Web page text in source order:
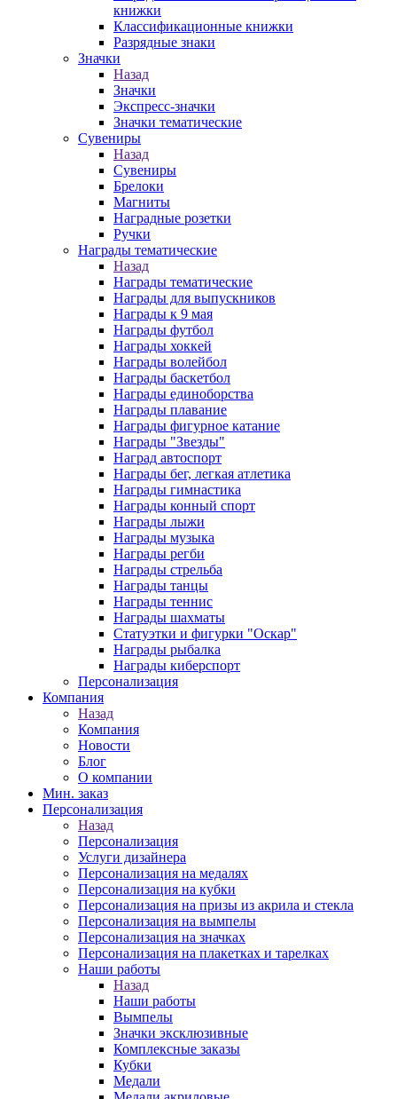
книжки
Классификационные книжки
Разрядные знаки
Значки
Назад
Значки
Экспресс-значки
Значки тематические
Сувениры
Назад
Сувениры
Брелоки
Магниты
Наградные розетки
Ручки
Награды тематические
Назад
Награды тематические
Награды для выпускников
Награды к 9 мая
Награды футбол
Награды хоккей
Награды волейбол
Награды баскетбол
Награды единоборства
Награды плавание
Награды фигурное катание
Награды "Звезды"
Наград автоспорт
Награды бег, легкая атлетика
Награды гимнастика
Награды конный спорт
Награды лыжи
Награды музыка
Награды регби
Награды стрельба
Награды танцы
Награды теннис
Награды шахматы
Статуэтки и фигурки "Оскар"
Награды рыбалка
Награды киберспорт
Персонализация
Компания
Назад
Компания
Новости
Блог
О компании
Мин. заказ
Персонализация
Назад
Персонализация
Услуги дизайнера
Персонализация на медалях
Персонализация на кубки
Персонализация на призы из акрила и стекла
Персонализация на вымпелы
Персонализация на значках
Персонализация на плакетках и тарелках
Наши работы
Назад
Наши работы
Вымпелы
Значки эксклюзивные
Комплексные заказы
Кубки
Медали